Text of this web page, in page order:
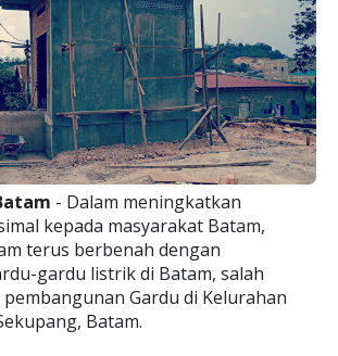
- Dalam meningkatkan
kepada masyarakat Batam,
terus berbenah dengan
gardu listrik di Batam, salah
Gardu di Kelurahan
Batam.